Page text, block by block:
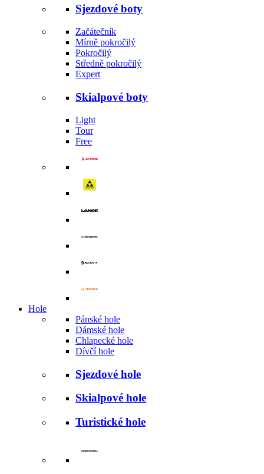
Sjezdové boty
Začátečník
Mírně pokročilý
Pokročilý
Středně pokročilý
Expert
Skialpové boty
Light
Tour
Free
Hole
Pánské hole
Dámské hole
Chlapecké hole
Dívčí hole
Sjezdové hole
Skialpové hole
Turistické hole